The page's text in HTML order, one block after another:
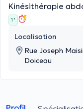
Kinésithérapie
1 '
Localisation
Rue Joseph
Doiceau